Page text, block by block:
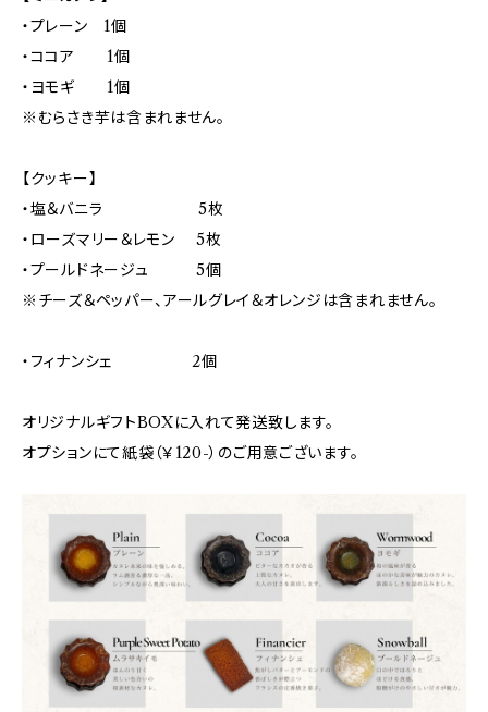
・プレーン 1個
・ココア 1個
・ヨモギ 1個
※むらさき芋は含まれません。
【クッキー】
・塩＆バニラ 5枚
・ローズマリー＆レモン 5枚
・プールドネージュ 5個
※チーズ＆ペッパー、アールグレイ＆オレンジは含まれません。
・フィナンシェ 2個
オリジナルギフトBOXに入れて発送致します。
オプションにて紙袋（￥120-）のご用意ございます。